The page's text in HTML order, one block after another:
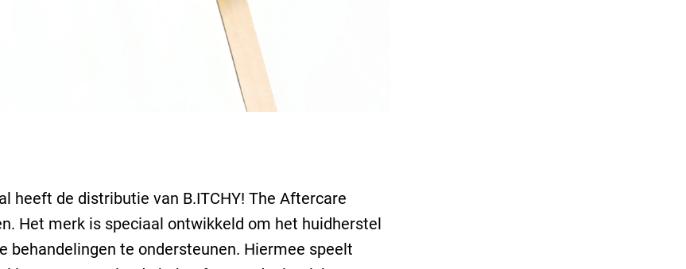
heeft de distributie van B.ITCHY! The Aftercare
Het merk is speciaal ontwikkeld om het huidherstel
behandelingen te ondersteunen. Hiermee speelt